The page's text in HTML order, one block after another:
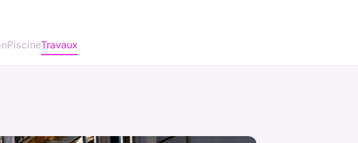
PiscineTravaux